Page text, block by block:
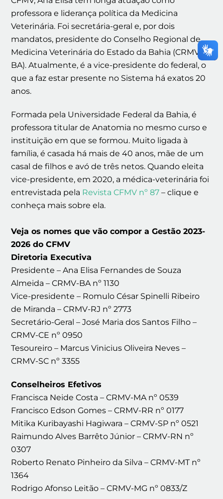
professora e liderança política da Medicina
Veterinária. Foi secretária-geral e, por dois
mandatos, presidente do Conselho Regional de
Medicina Veterinária do Estado da Bahia (CRMV-
BA). Atualmente, é a vice-presidente do federal, o
que a faz estar presente no Sistema há exatos 20
anos.
Formada pela Universidade Federal da Bahia, é
professora titular de Anatomia no mesmo curso e
instituição em que se formou. Muito ligada à
família, é casada há mais de 40 anos, mãe de um
casal de filhos e avó de três netos. Quando eleita
vice-presidente, em 2020, a médica-veterinária foi
entrevistada pela Revista CFMV nº 87 – clique e
conheça mais sobre ela.
Veja os nomes que vão compor a Gestão 2023-
2026 do CFMV
Diretoria Executiva
Presidente – Ana Elisa Fernandes de Souza
Almeida – CRMV-BA nº 1130
Vice-presidente – Romulo César Spinelli Ribeiro
de Miranda – CRMV-RJ nº 2773
Secretário-Geral – José Maria dos Santos Filho –
CRMV-CE nº 0950
Tesoureiro – Marcus Vinicius Oliveira Neves –
CRMV-SC nº 3355
Conselheiros Efetivos
Francisca Neide Costa – CRMV-MA nº 0539
Francisco Edson Gomes – CRMV-RR nº 0177
Mitika Kuribayashi Hagiwara – CRMV-SP nº 0521
Raimundo Alves Barrêto Júnior – CRMV-RN nº
0307
Roberto Renato Pinheiro da Silva – CRMV-MT nº
1364
Rodrigo Afonso Leitão – CRMV-MG nº 0833/Z